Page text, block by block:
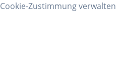
Cookie-Zustimmung verwalten